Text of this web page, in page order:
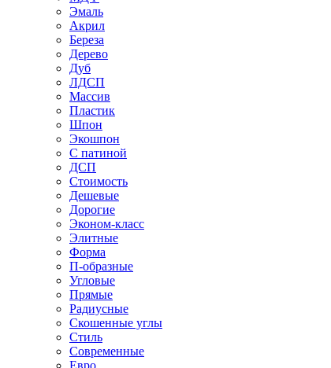
Эмаль
Акрил
Береза
Дерево
Дуб
ЛДСП
Массив
Пластик
Шпон
Экошпон
С патиной
ДСП
Стоимость
Дешевые
Дорогие
Эконом-класс
Элитные
Форма
П-образные
Угловые
Прямые
Радиусные
Скошенные углы
Стиль
Современные
Евро